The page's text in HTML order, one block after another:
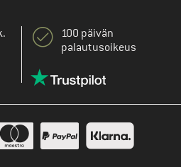
100 päivän
palautusoikeus